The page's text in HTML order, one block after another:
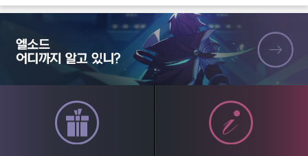
엘소드 어디까지 알고 있니?